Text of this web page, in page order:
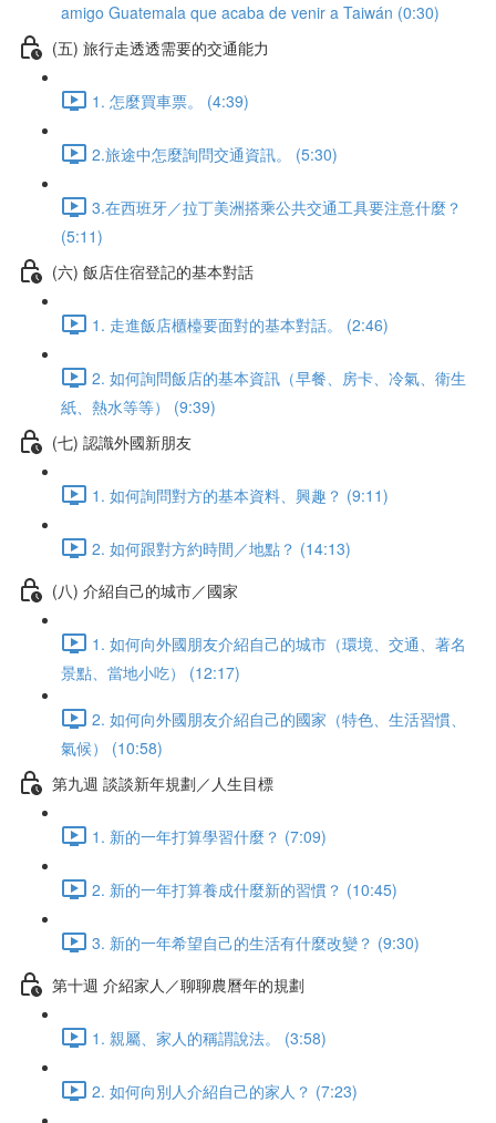
amigo Guatemala que acaba de venir a Taiwán (0:30)
(五) 旅行走透透需要的交通能力
1. 怎麼買車票。 (4:39)
2.旅途中怎麼詢問交通資訊。 (5:30)
3.在西班牙／拉丁美洲搭乘公共交通工具要注意什麼？
(5:11)
(六) 飯店住宿登記的基本對話
1. 走進飯店櫃檯要面對的基本對話。 (2:46)
2. 如何詢問飯店的基本資訊（早餐、房卡、冷氣、衛生
紙、熱水等等） (9:39)
(七) 認識外國新朋友
1. 如何詢問對方的基本資料、興趣？ (9:11)
2. 如何跟對方約時間／地點？ (14:13)
(八) 介紹自己的城市／國家
1. 如何向外國朋友介紹自己的城市（環境、交通、著名
景點、當地小吃） (12:17)
2. 如何向外國朋友介紹自己的國家（特色、生活習慣、
氣候） (10:58)
第九週 談談新年規劃／人生目標
1. 新的一年打算學習什麼？ (7:09)
2. 新的一年打算養成什麼新的習慣？ (10:45)
3. 新的一年希望自己的生活有什麼改變？ (9:30)
第十週 介紹家人／聊聊農曆年的規劃
1. 親屬、家人的稱謂說法。 (3:58)
2. 如何向別人介紹自己的家人？ (7:23)